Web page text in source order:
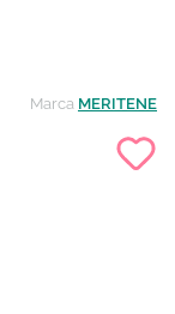
Marca MERITENE